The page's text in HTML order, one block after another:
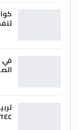
إلى القائمة
العالمي،
تشكيل
عبر الرابط
الرسمية
للمساعدة
في